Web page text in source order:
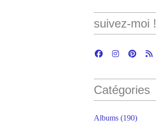
suivez-moi !
Catégories
Albums (190)